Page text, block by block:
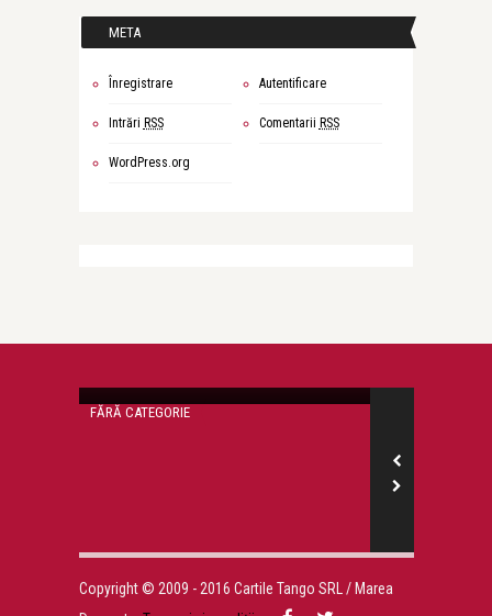
META
Înregistrare Autentificare
Intrări RSS Comentarii RSS
WordPress.org
FĂRĂ CATEGORIE
Copyright © 2009 - 2016 Cartile Tango SRL / Marea